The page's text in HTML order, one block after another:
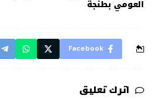
العومي بطنجة
Facebook
اترك تعليق